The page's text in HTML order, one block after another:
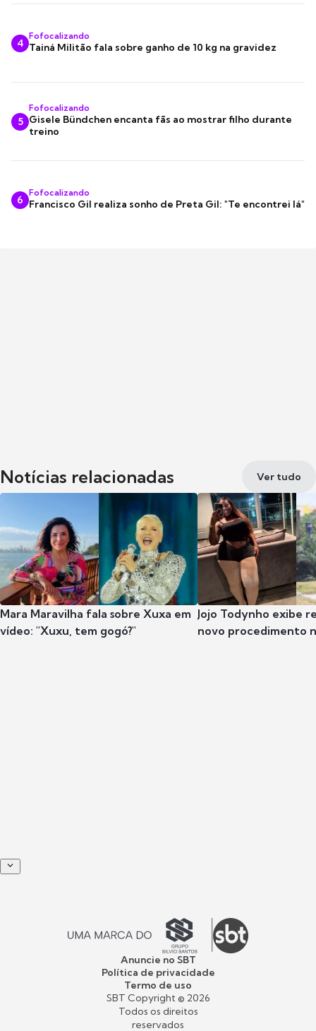
4
Fofocalizando
Tainá Militão fala sobre ganho de 10 kg na gravidez
5
Fofocalizando
Gisele Bündchen encanta fãs ao mostrar filho durante
treino
6
Fofocalizando
Francisco Gil realiza sonho de Preta Gil: "Te encontrei lá"
Notícias relacionadas Ver tudo
Mara Maravilha fala sobre Xuxa em
vídeo: "Xuxu, tem gogó?"
Jojo Todynho exibe
novo procedimento
Anuncie no SBT
Política de privacidade
Termo de uso
SBT Copyright © 2026
Todos os direitos
reservados